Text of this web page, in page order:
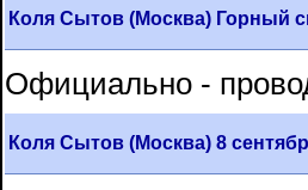
Коля Сытов (Москва) Горный
Официально -
Коля Сытов (Москва) 8